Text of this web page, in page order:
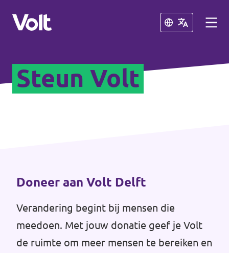
Sluiten
Afdelingen in de gemeenten
Afdelingen in de provincies
Volt Drenthe
Sluiten
Mensen
Nieuws
Agenda
Steun Volt
Doneer aan Volt Delft
Verandering begint bij mensen die
meedoen. Met jouw donatie geef je Volt
de ruimte om meer mensen te bereiken en